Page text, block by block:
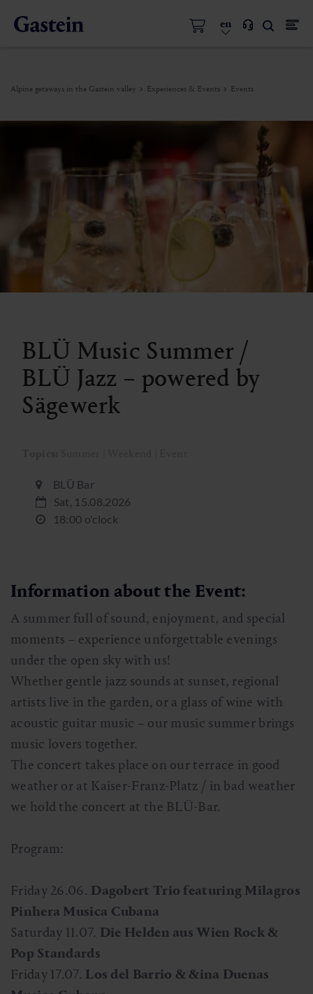
en
Alpine getaways in the Gastein valley Experiences & Events Events
BLÜ Music Summer /
BLÜ Jazz – powered by
Sägewerk
BLÜ Bar
Sat, 15.08.2026
18:00 o'clock
Information about the Event:
A summer full of sound, enjoyment, and special
moments – experience unforgettable evenings
under the open sky with us!
Whether gentle jazz sounds at sunset, regional
artists live in the garden, or a glass of wine with
acoustic guitar music – our music summer brings
music lovers together.
The concert takes place on our terrace in good
weather or at Kaiser-Franz-Platz / in bad weather
we hold the concert at the BLÜ-Bar.
Program:
Friday 26.06. Dagobert Trio featuring Milagros
Pinhera Musica Cubana
Saturday 11.07. Die Helden aus Wien Rock &
Pop Standards
Friday 17.07. Los del Barrio & &ina Duenas